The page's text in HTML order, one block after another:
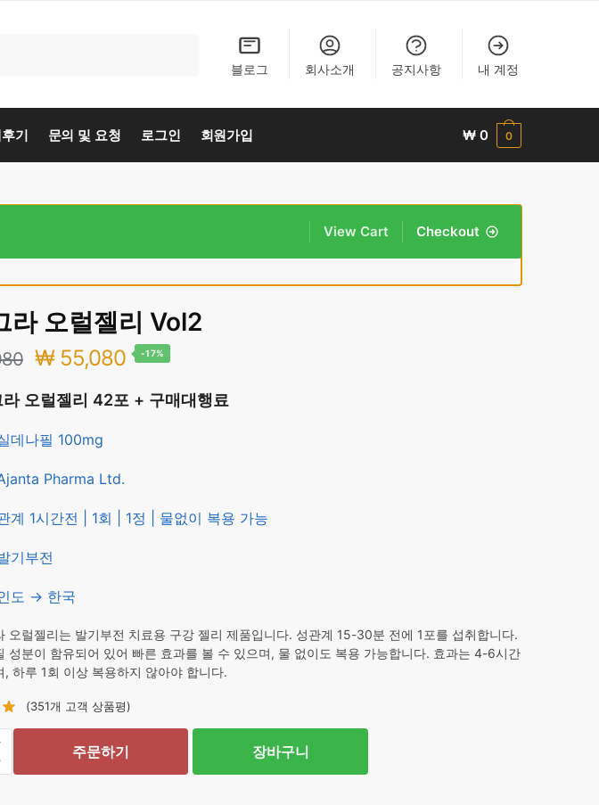
블로그
회사소개 공지사항 내 계정
기 문의 및 요청 로그인 회원가입 ₩ 0 0
Checkout
View Cart
라 오럴젤리 Vol2
₩55,080 -17%
라 오럴젤리 42포 + 구매대행료
데나필 100mg
Pharma Ltd.
계 1시간전 | 1회 | 1정 | 물없이 복용 가능
기부전
도 → 한국
오럴젤리는 발기부전 치료용 구강 젤리 제품입니다. 성관계 15-30분 전에 1포를 섭취합니다.
성분이 함유되어 있어 빠른 효과를 볼 수 있으며, 물 없이도 복용 가능합니다. 효과는 4-6시간
, 하루 1회 이상 복용하지 않아야 합니다.
(351개 고객 상품평)
주문하기 장바구니